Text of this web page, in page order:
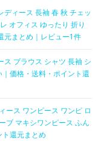
ィース 長袖 春 秋 チェッ
オフィス ゆったり 折り
元まとめ｜レビュー1件
ブラウス シャツ 長袖 シ
価格・送料・ポイント還
ース ワンピース ワンピ ロ
ブ マキシワンピース ふん
還元まとめ